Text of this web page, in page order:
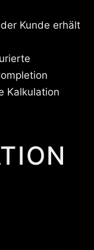
Kunde erhält
Kalkulation